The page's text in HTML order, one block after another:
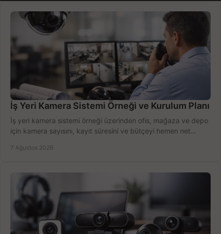
İş Yeri Kamera Sistemi Örneği ve Kurulum Planı
İş yeri kamera sistemi örneği üzerinden ofis, mağaza ve depo
için kamera sayısını, kayıt süresini ve bütçeyi hemen net
7 Ağustos 2026